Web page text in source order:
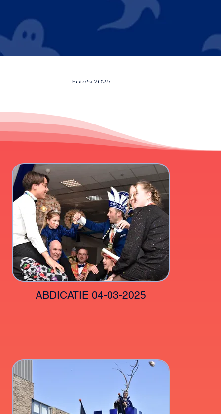
Foto's 2025
ABDICATIE 04-03-2025